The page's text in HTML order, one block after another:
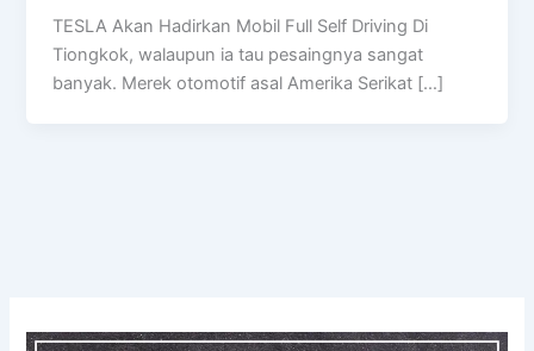
TESLA Akan Hadirkan Mobil Full Self Driving Di
Tiongkok, walaupun ia tau pesaingnya sangat
banyak. Merek otomotif asal Amerika Serikat […]